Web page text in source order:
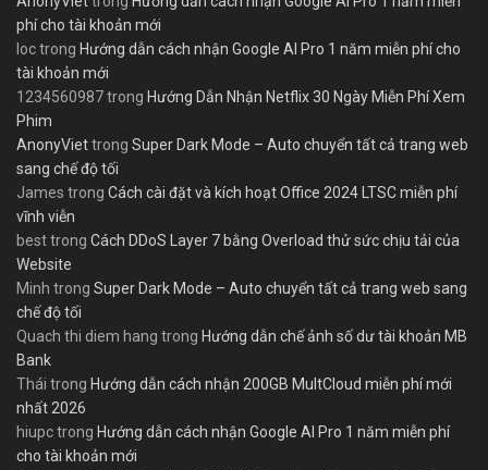
phí cho tài khoản mới
loctrong Hướng dẫn cách nhận Google AI Pro 1 năm miễn phí cho
tài khoản mới
1234560987trong Hướng Dẫn Nhận Netflix 30 Ngày Miễn Phí Xem
Phim
AnonyViettrong Super Dark Mode – Auto chuyển tất cả trang web
sang chế độ tối
James trong Cách cài đặt và kích hoạt Office 2024 LTSC miễn phí
vĩnh viễn
besttrong Cách DDoS Layer 7 bằng Overload thử sức chịu tải của
Website
Minh trong Super Dark Mode – Auto chuyển tất cả trang web sang
chế độ tối
Quach thi diem hang trong Hướng dẫn chế ảnh số dư tài khoản MB
Bank
Thái trong Hướng dẫn cách nhận 200GB MultCloud miễn phí mới
nhất 2026
hiupctrong Hướng dẫn cách nhận Google AI Pro 1 năm miễn phí
cho tài khoản mới